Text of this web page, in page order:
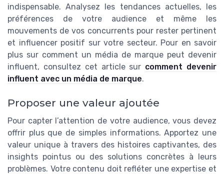
indispensable. Analysez les tendances actuelles, les
préférences de votre audience et même les
mouvements de vos concurrents pour rester pertinent
et influencer positif sur votre secteur. Pour en savoir
plus sur comment un média de marque peut devenir
influent, consultez cet article sur comment devenir
influent avec un média de marque.
Proposer une valeur ajoutée
Pour capter l’attention de votre audience, vous devez
offrir plus que de simples informations. Apportez une
valeur unique à travers des histoires captivantes, des
insights pointus ou des solutions concrètes à leurs
problèmes. Votre contenu doit refléter une expertise et